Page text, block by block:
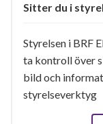
Sitter du i
Styrelsen i BRF
ta kontroll över
bild och
styrelseverktyg